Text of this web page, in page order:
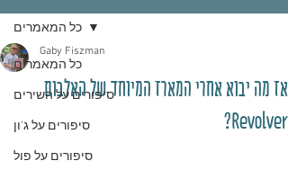
כל המאמרים
סיפורים על השירים
סיפורים על ג'ון
סיפורים על פול
כל המאמרים
אז מה יבוא אחרי המארז המיוחד של האלבום
Revolver?
Gaby Fiszman